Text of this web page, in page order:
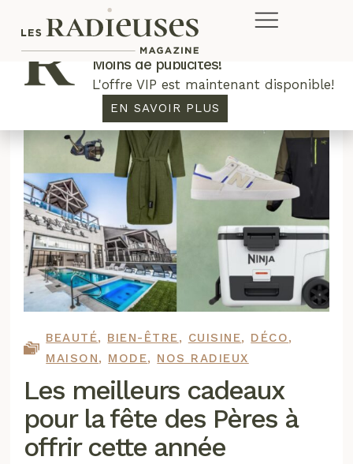
BEAUTÉ, BIEN-ÊTRE, CUISINE, DÉCO,
MAISON, MODE, NOS RADIEUX
Les meilleurs cadeaux
pour la fête des Pères à
offrir cette année
Plus de concours. Plus de rabais.
Moins de publicités!
L'offre VIP est maintenant disponible!
EN SAVOIR PLUS